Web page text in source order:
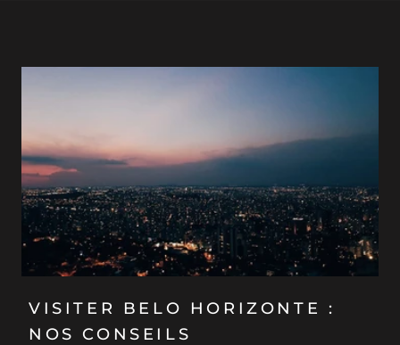
VISITER BELO HORIZONTE :
NOS CONSEILS